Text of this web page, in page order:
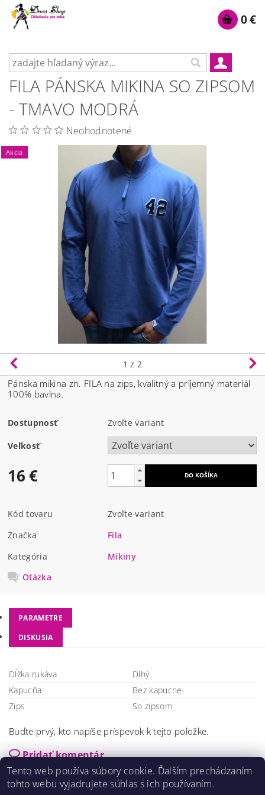
0 €
FILA PÁNSKA MIKINA SO ZIPSOM
- TMAVO MODRÁ
Neohodnotené
Akcia
1 z 2
Pánska mikina zn. FILA na zips, kvalitný a príjemný materiál
100% bavlna.
Dostupnosť Zvoľte variant
Veľkosť
16 €
Kód tovaru
Zvoľte variant
Značka
Fila
Kategória
Mikiny
Otázka
PARAMETRE
DISKUSIA
Dĺžka rukáva
Dlhý
Kapucňa
Bez kapucne
Zips
So zipsom
Buďte prvý, kto napíše príspevok k tejto položke.
Pridať komentár
Tento web používa súbory cookie. Ďalším prechádzaním
tohto webu vyjadrujete súhlas s ich používaním.